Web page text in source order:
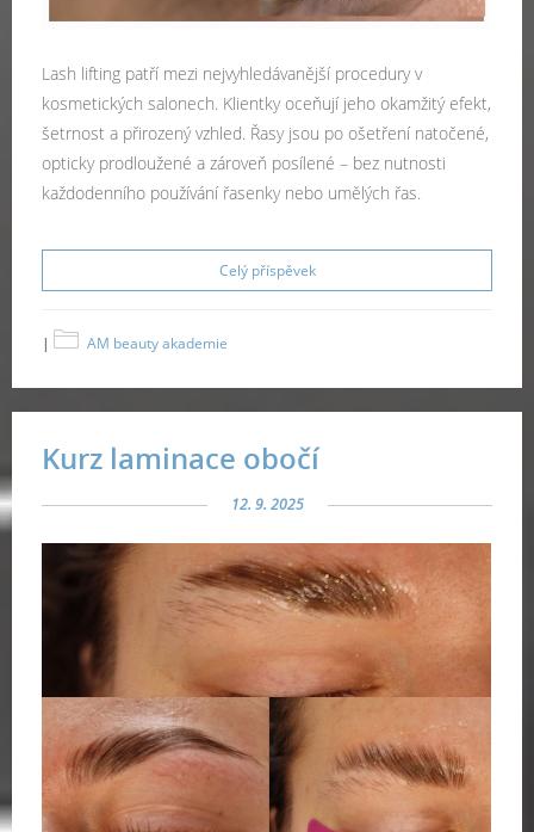
Lash lifting patří mezi nejvyhledávanější procedury v
kosmetických salonech. Klientky oceňují jeho okamžitý efekt,
šetrnost a přirozený vzhled. Řasy jsou po ošetření natočené,
opticky prodloužené a zároveň posílené – bez nutnosti
každodenního používání řasenky nebo umělých řas.
Celý příspěvek
| AM beauty akademie
Kurz laminace obočí
12. 9. 2025